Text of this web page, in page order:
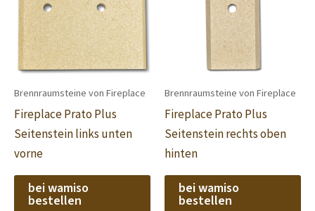
Brennraumsteine von Fireplace
Fireplace Prato Plus
Seitenstein links unten
vorne
bei wamiso
bestellen
Brennraumsteine von Fireplace
Fireplace Prato Plus
Seitenstein rechts oben
hinten
bei wamiso
bestellen